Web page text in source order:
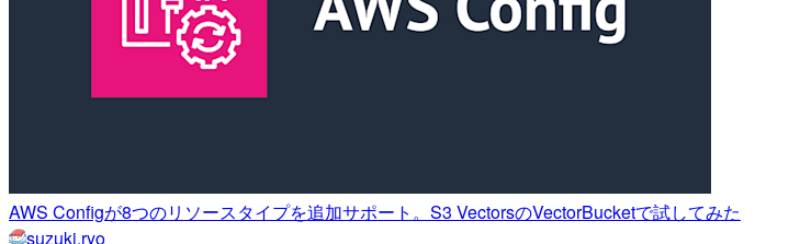
AWS Configが8つのリソースタイプを追加サポート。S3 VectorsのVectorBucketで試してみた
suzuki.ryo